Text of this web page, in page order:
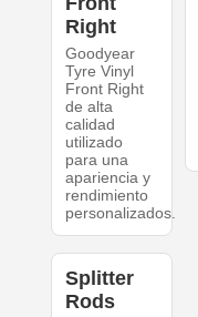
Right
Goodyear
Tyre Vinyl
Front Right
de alta
calidad
utilizado
para una
apariencia y
rendimiento
personalizados.
Splitter
Rods